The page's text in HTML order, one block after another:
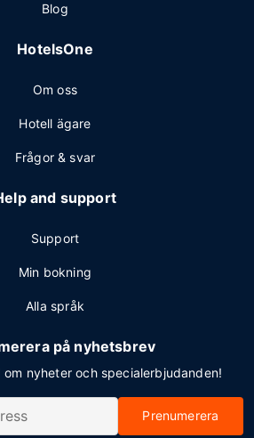
Blog
HotelsOne
Om oss
Hotell ägare
Frågor & svar
and support
Support
Min bokning
Alla språk
på nyhetsbrev
om nyheter och specialerbjudanden!
Prenumerera